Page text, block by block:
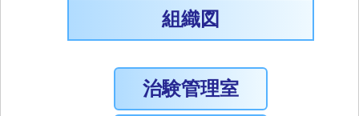
組織図
治験管理室